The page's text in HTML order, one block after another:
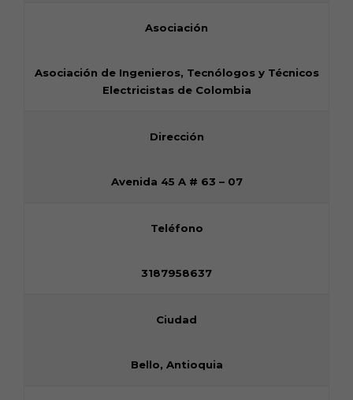
Asociación
Asociación de Ingenieros, Tecnólogos y Técnicos
Electricistas de Colombia
Dirección
Avenida 45 A # 63 – 07
Teléfono
3187958637
Ciudad
Bello, Antioquia